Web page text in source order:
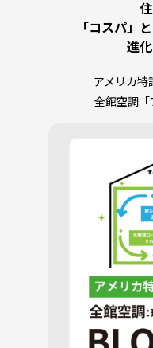
「コスパ」
進
アメリカ特
全館空調